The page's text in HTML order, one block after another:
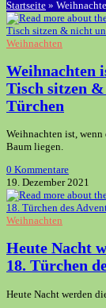
Startseite »
Weihnachten
Weihnachten
Tisch sitzen
Türchen
Weihnachten ist,
Baum liegen.
0 Kommentare
19. Dezember 2021
Weihnachten
Heute Nacht
18. Türchen
Heute Nacht werden